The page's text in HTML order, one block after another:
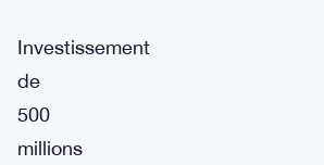
Investissement
de
500
millions